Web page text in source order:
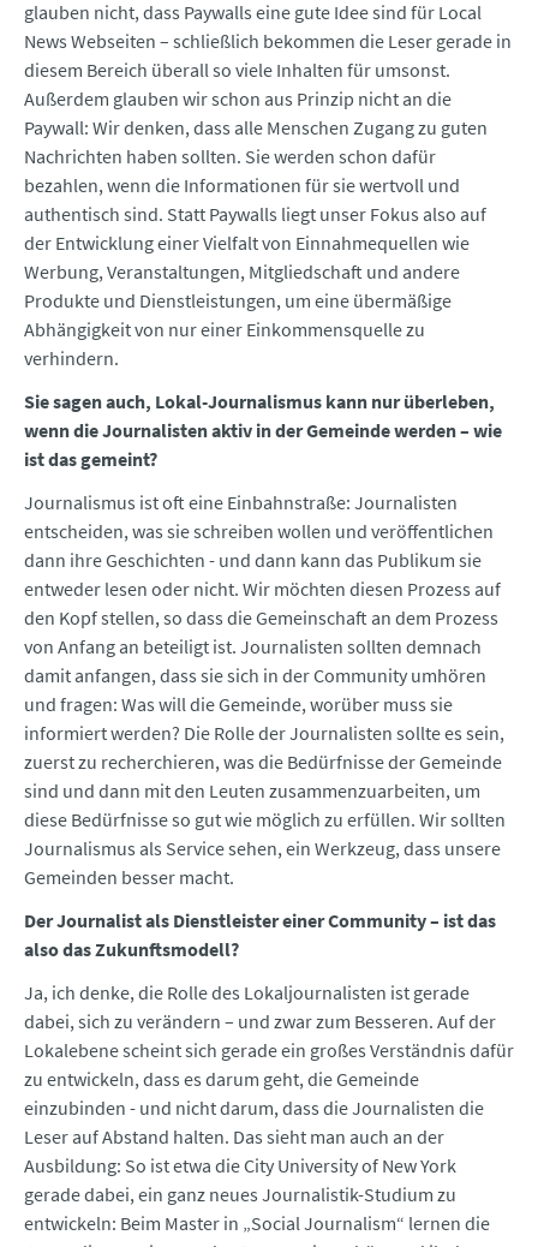
glauben nicht, dass Paywalls eine gute Idee sind für Local
News Webseiten – schließlich bekommen die Leser gerade in
diesem Bereich überall so viele Inhalten für umsonst.
Außerdem glauben wir schon aus Prinzip nicht an die
Paywall: Wir denken, dass alle Menschen Zugang zu guten
Nachrichten haben sollten. Sie werden schon dafür
bezahlen, wenn die Informationen für sie wertvoll und
authentisch sind. Statt Paywalls liegt unser Fokus also auf
der Entwicklung einer Vielfalt von Einnahmequellen wie
Werbung, Veranstaltungen, Mitgliedschaft und andere
Produkte und Dienstleistungen, um eine übermäßige
Abhängigkeit von nur einer Einkommensquelle zu
verhindern.
Sie sagen auch, Lokal-Journalismus kann nur überleben,
wenn die Journalisten aktiv in der Gemeinde werden – wie
ist das gemeint?
Journalismus ist oft eine Einbahnstraße: Journalisten
entscheiden, was sie schreiben wollen und veröffentlichen
dann ihre Geschichten - und dann kann das Publikum sie
entweder lesen oder nicht. Wir möchten diesen Prozess auf
den Kopf stellen, so dass die Gemeinschaft an dem Prozess
von Anfang an beteiligt ist. Journalisten sollten demnach
damit anfangen, dass sie sich in der Community umhören
und fragen: Was will die Gemeinde, worüber muss sie
informiert werden? Die Rolle der Journalisten sollte es sein,
zuerst zu recherchieren, was die Bedürfnisse der Gemeinde
sind und dann mit den Leuten zusammenzuarbeiten, um
diese Bedürfnisse so gut wie möglich zu erfüllen. Wir sollten
Journalismus als Service sehen, ein Werkzeug, dass unsere
Gemeinden besser macht.
Der Journalist als Dienstleister einer Community – ist das
also das Zukunftsmodell?
Ja, ich denke, die Rolle des Lokaljournalisten ist gerade
dabei, sich zu verändern – und zwar zum Besseren. Auf der
Lokalebene scheint sich gerade ein großes Verständnis dafür
zu entwickeln, dass es darum geht, die Gemeinde
einzubinden - und nicht darum, dass die Journalisten die
Leser auf Abstand halten. Das sieht man auch an der
Ausbildung: So ist etwa die City University of New York
gerade dabei, ein ganz neues Journalistik-Studium zu
entwickeln: Beim Master in „Social Journalism“ lernen die